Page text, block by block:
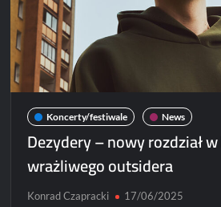
niepokorności
Koncerty/festiwale News
Dezydery – nowy rozdział
wrażliwego outsidera
Konrad Czapracki 17/06/2025